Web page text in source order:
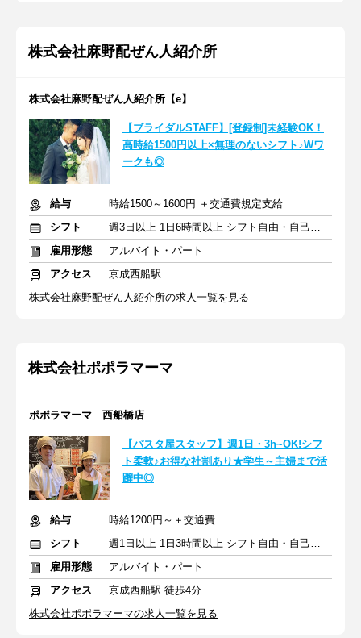
株式会社麻野配ぜん人紹介所
株式会社麻野配ぜん人紹介所【e】
【ブライダルSTAFF】[登録制]未経験OK！
高時給1500円以上×無理のないシフト♪Wワ
ークも◎
給与
時給1500～1600円 ＋交通費規定支給
シフト
週3日以上 1日6時間以上 シフト自由・自己申告
雇用形態
アルバイト・パート
アクセス
京成西船駅
株式会社麻野配ぜん人紹介所の求人一覧を見る
株式会社ポポラマーマ
ポポラマーマ 西船橋店
【パスタ屋スタッフ】週1日・3h~OK!シフ
ト柔軟♪お得な社割あり★学生～主婦まで活
躍中◎
給与
時給1200円～＋交通費
シフト
週1日以上 1日3時間以上 シフト自由・自己申告
雇用形態
アルバイト・パート
アクセス
京成西船駅 徒歩4分
株式会社ポポラマーマの求人一覧を見る